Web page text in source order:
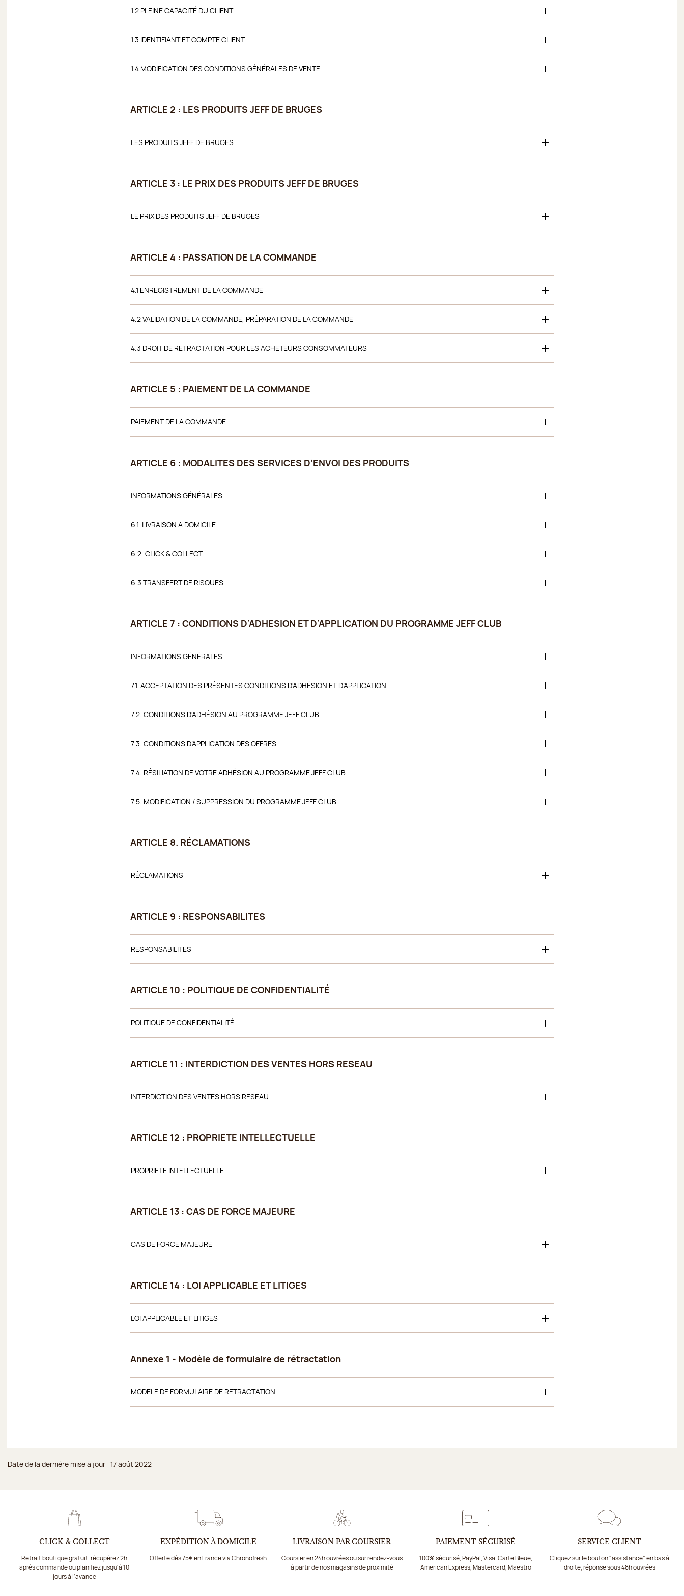
1.2 PLEINE CAPACITÉ DU CLIENT
1.3 IDENTIFIANT ET COMPTE CLIENT
1.4 MODIFICATION DES CONDITIONS GÉNÉRALES DE VENTE
ARTICLE 2 : LES PRODUITS JEFF DE BRUGES
LES PRODUITS JEFF DE BRUGES
ARTICLE 3 : LE PRIX DES PRODUITS JEFF DE BRUGES
LE PRIX DES PRODUITS JEFF DE BRUGES
ARTICLE 4 : PASSATION DE LA COMMANDE
4.1 ENREGISTREMENT DE LA COMMANDE
4.2 VALIDATION DE LA COMMANDE, PRÉPARATION DE LA COMMANDE
4.3 DROIT DE RETRACTATION POUR LES ACHETEURS CONSOMMATEURS
ARTICLE 5 : PAIEMENT DE LA COMMANDE
PAIEMENT DE LA COMMANDE
ARTICLE 6 : MODALITES DES SERVICES D’ENVOI DES PRODUITS
INFORMATIONS GÉNÉRALES
6.1. LIVRAISON A DOMICILE
6.2. CLICK & COLLECT
6.3 TRANSFERT DE RISQUES
ARTICLE 7 : CONDITIONS D’ADHESION ET D’APPLICATION DU PROGRAMME JEFF CLUB
INFORMATIONS GÉNÉRALES
7.1. ACCEPTATION DES PRÉSENTES CONDITIONS D'ADHÉSION ET D’APPLICATION
7.2. CONDITIONS D'ADHÉSION AU PROGRAMME JEFF CLUB
7.3. CONDITIONS D’APPLICATION DES OFFRES
7.4. RÉSILIATION DE VOTRE ADHÉSION AU PROGRAMME JEFF CLUB
7.5. MODIFICATION / SUPPRESSION DU PROGRAMME JEFF CLUB
ARTICLE 8. RÉCLAMATIONS
RÉCLAMATIONS
ARTICLE 9 : RESPONSABILITES
RESPONSABILITES
ARTICLE 10 : POLITIQUE DE CONFIDENTIALITÉ
POLITIQUE DE CONFIDENTIALITÉ
ARTICLE 11 : INTERDICTION DES VENTES HORS RESEAU
INTERDICTION DES VENTES HORS RESEAU
ARTICLE 12 : PROPRIETE INTELLECTUELLE
PROPRIETE INTELLECTUELLE
ARTICLE 13 : CAS DE FORCE MAJEURE
CAS DE FORCE MAJEURE
ARTICLE 14 : LOI APPLICABLE ET LITIGES
LOI APPLICABLE ET LITIGES
Annexe 1 - Modèle de formulaire de rétractation
MODELE DE FORMULAIRE DE RETRACTATION
Date de la dernière mise à jour : 17 août 2022
CLICK & COLLECT
Retrait boutique gratuit, récupérez 2h
après commande ou planifiez jusqu'à 10
jours à l'avance
EXPÉDITION À DOMICILE
Offerte dès 75€ en France via Chronofresh
LIVRAISON PAR COURSIER
Coursier en 24h ouvrées ou sur rendez-vous
à partir de nos magasins de proximité
PAIEMENT SÉCURISÉ
100% sécurisé, PayPal, Visa, Carte Bleue,
American Express, Mastercard, Maestro
SERVICE CLIENT
Cliquez sur le bouton "assistance" en bas à
droite, réponse sous 48h ouvrées